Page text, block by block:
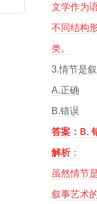
文学作为
不同结构
类。
3.情节是
A.正确
B.错误
答案：B.
解析：
虽然情节
叙事艺术